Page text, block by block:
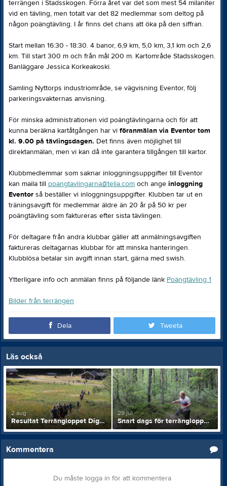
terrängen i Stadsskogen. Förra året var det som mest 54 milaniter
vid en tävling, men totalt var det 82 medlemmar som deltog på
någon poängtävling. I år finns det chans att öka på den siffran.
Start mellan 16:30 - 18:30. 4 banor, 6,9 km, 5,0 km, 3,1 km och 2,6
km. Till start 300 m och från mål 200 m. Kartområde Stadsskogen.
Banläggare Jessica Korkeakoski.
Samling Nyttorps industriområde, se vägvisning Eventor, följ
parkeringsvakternas anvisning.
För minska administrationen vid poängtävlingarna och för att
kunna beräkna kartåtgången har vi föranmälan via Eventor tom
kl. 9.00 på tävlingsdagen. Det finns även möjlighet till
direktanmälan, men vi kan då inte garantera tillgången till kartor.
Klubbmedlemmar som saknar inloggningsuppgifter till Eventor
kan maila till poangtavlingarna@telia.com och ange inloggning
Eventor så beställer vi inloggningsuppgifter. Klubben tar ut en
träningsavgift för medlemmar äldre än 20 år på 50 kr per
poängtävling som faktureras efter sista tävlingen.
För deltagare från andra klubbar gäller att anmälningsavgiften
faktureras deltagarnas klubbar för att minska hanteringen.
Klubblösa betalar sin avgift innan start, gärna med swish.
Ytterligare info och anmälan finns på följande länk Poängtävling 1
Bilder från terrängen
Dela Tweeta
Läs också
2 aug
Resultat Terrängloppet Digerdöden
29 jul
Snart dags för terrängloppet Digerdöden
Kommentera
Du måste logga in för att kommentera